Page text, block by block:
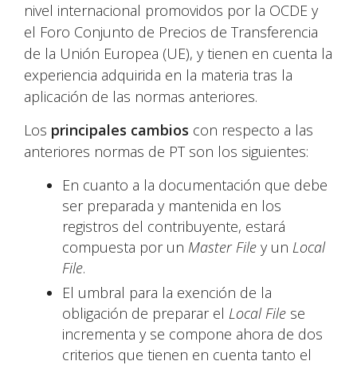
nivel internacional promovidos por la OCDE y
el Foro Conjunto de Precios de Transferencia
de la Unión Europea (UE), y tienen en cuenta la
experiencia adquirida en la materia tras la
aplicación de las normas anteriores.
Los principales cambios con respecto a las
anteriores normas de PT son los siguientes:
En cuanto a la documentación que debe
ser preparada y mantenida en los
registros del contribuyente, estará
compuesta por un Master File y un Local
File.
El umbral para la exención de la
obligación de preparar el Local File se
incrementa y se compone ahora de dos
criterios que tienen en cuenta tanto el